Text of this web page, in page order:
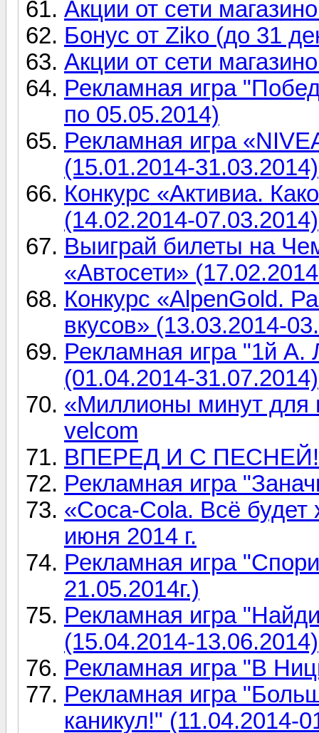
Акции от сети
Бонус от Ziko (до 31
Акции от сети
Рекламная игра
по 05.05.2014)
Рекламная игра
(15.01.2014-31.03.2014)
Конкурс «Активиа.
(14.02.2014-07.03.2014)
Выиграй билеты на
«Автосети»
Конкурс «AlpenGold.
вкусов» (13.03.2014-
Рекламная игра "1й А.
(01.04.2014-31.07.2014)
«Миллионы минут для
velcom
ВПЕРЕД И С ПЕСНЕЙ!
Рекламная игра
«Coca-Cola. Всё будет
июня 2014 г.
Рекламная игра
21.05.2014г.)
Рекламная игра
(15.04.2014-13.06.2014)
Рекламная игра "В
Рекламная игра
каникул!" (11.04.2014-